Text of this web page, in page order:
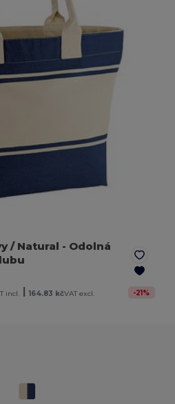
/ Natural - Odolná
incl. | 164.83 kčVAT excl. -21%